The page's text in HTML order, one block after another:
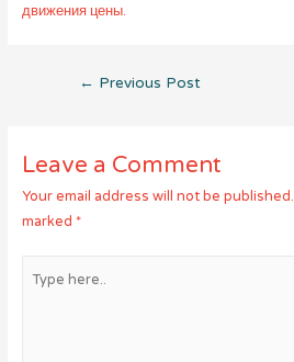
движения цены.
Post
← Previous Post
Leave a Comment
Your email address will not be published.
marked *
here..